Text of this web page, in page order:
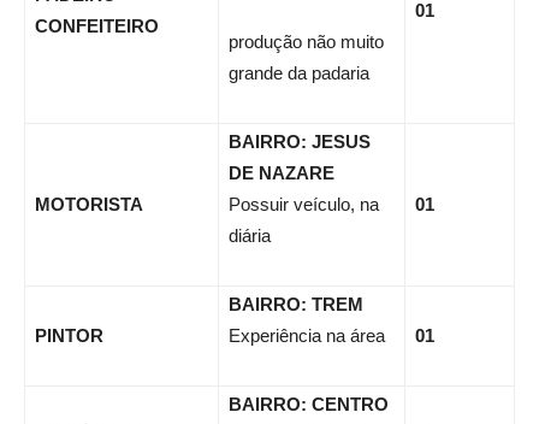
CONFEITEIRO
produção não muito
grande da padaria
01
MOTORISTA
BAIRRO: JESUS
DE NAZARE
Possuir veículo, na
diária
01
PINTOR
BAIRRO: TREM
Experiência na área
01
BAIRRO: CENTRO